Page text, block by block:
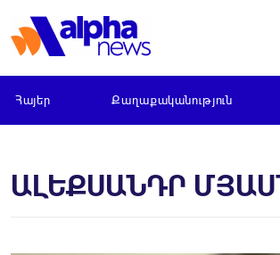
Հայեր Քաղաքականություն
ԱԼԵՔՍԱՆԴՐ